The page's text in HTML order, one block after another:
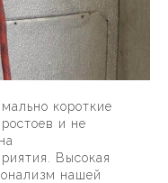
короткие
и не
Высокая
нашей